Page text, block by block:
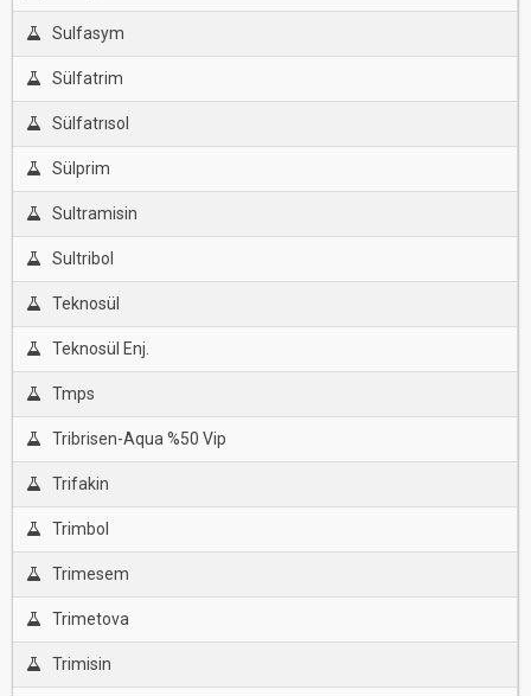
Sulfasym
Sülfatrim
Sülfatrısol
Sülprim
Sultramisin
Sultribol
Teknosül
Teknosül Enj.
Tmps
Tribrisen-Aqua %50 Vip
Trifakin
Trimbol
Trimesem
Trimetova
Trimisin